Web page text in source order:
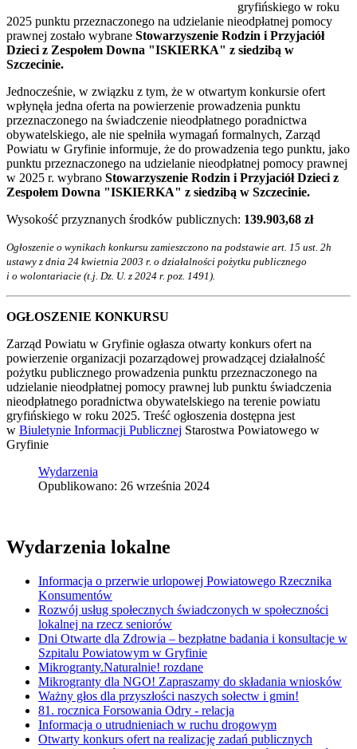
gryfińskiego w roku
2025 punktu przeznaczonego na udzielanie nieodpłatnej pomocy
prawnej zostało wybrane Stowarzyszenie Rodzin i Przyjaciół
Dzieci z Zespołem Downa "ISKIERKA" z siedzibą w
Szczecinie.
Jednocześnie, w związku z tym, że w otwartym konkursie ofert
wpłynęła jedna oferta na powierzenie prowadzenia punktu
przeznaczonego na świadczenie nieodpłatnego poradnictwa
obywatelskiego, ale nie spełniła wymagań formalnych, Zarząd
Powiatu w Gryfinie informuje, że do prowadzenia tego punktu, jako
punktu przeznaczonego na udzielanie nieodpłatnej pomocy prawnej
w 2025 r. wybrano Stowarzyszenie Rodzin i Przyjaciół Dzieci z
Zespołem Downa "ISKIERKA" z siedzibą w Szczecinie.
Wysokość przyznanych środków publicznych: 139.903,68 zł
Ogłoszenie o wynikach konkursu zamieszczono na podstawie art. 15 ust. 2h
ustawy z dnia 24 kwietnia 2003 r. o działalności pożytku publicznego
i o wolontariacie (t.j. Dz. U. z 2024 r. poz. 1491).
OGŁOSZENIE KONKURSU
Zarząd Powiatu w Gryfinie ogłasza otwarty konkurs ofert na
powierzenie organizacji pozarządowej prowadzącej działalność
pożytku publicznego prowadzenia punktu przeznaczonego na
udzielanie nieodpłatnej pomocy prawnej lub punktu świadczenia
nieodpłatnego poradnictwa obywatelskiego na terenie powiatu
gryfińskiego w roku 2025. Treść ogłoszenia dostępna jest
w Biuletynie Informacji Publicznej Starostwa Powiatowego w
Gryfinie
Wydarzenia
Opublikowano: 26 września 2024
Wydarzenia lokalne
Informacja o przerwie urlopowej Powiatowego Rzecznika
Konsumentów
Rozwój usług społecznych świadczonych w społeczności
lokalnej na rzecz seniorów
Dni Otwarte dla Zdrowia – bezpłatne badania i konsultacje w
Szpitalu Powiatowym w Gryfinie
Mikrogranty.Naturalnie! rozdane
Mikrogranty dla NGO! Zapraszamy do składania wniosków
Ważny głos dla przyszłości naszych sołectw i gmin!
81. rocznica Forsowania Odry - relacja
Informacja o utrudnieniach w ruchu drogowym
Otwarty konkurs ofert na realizację zadań publicznych